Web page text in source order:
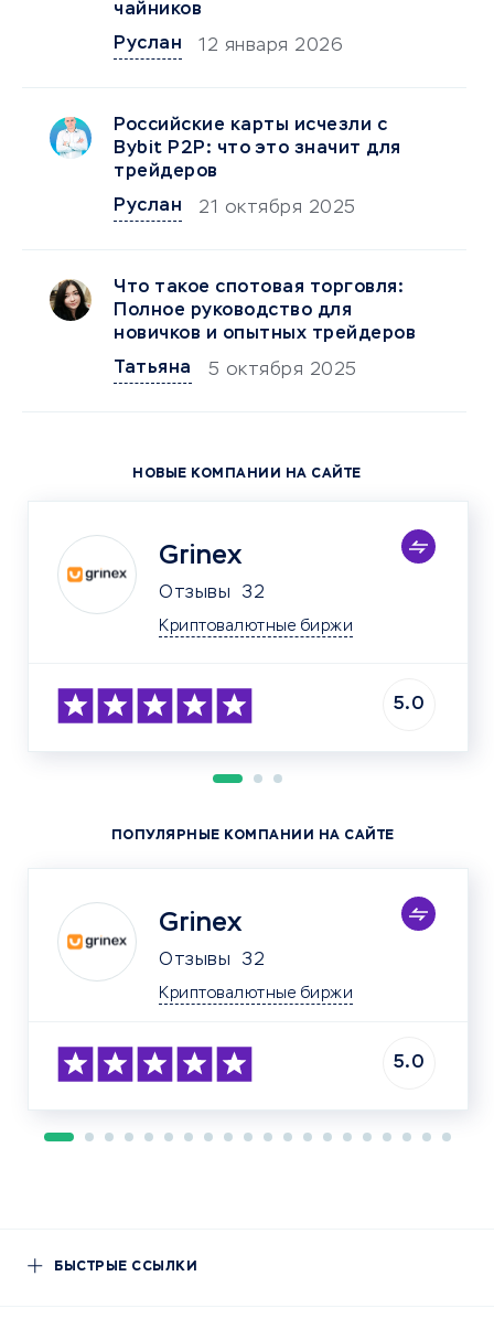
чайников
Руслан
12 января 2026
Российские карты исчезли с
Bybit P2P: что это значит для
трейдеров
Руслан
21 октября 2025
Что такое спотовая торговля:
Полное руководство для
новичков и опытных трейдеров
Татьяна
5 октября 2025
НОВЫЕ КОМПАНИИ НА САЙТЕ
Grinex
Отзывы 32
Криптовалютные биржи
5.0
ПОПУЛЯРНЫЕ КОМПАНИИ НА САЙТЕ
Grinex
Отзывы 32
Криптовалютные биржи
5.0
БЫСТРЫЕ ССЫЛКИ